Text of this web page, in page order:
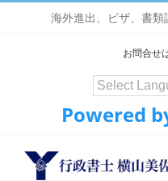
海外進出、ビザ、書
お問合せ
Powered